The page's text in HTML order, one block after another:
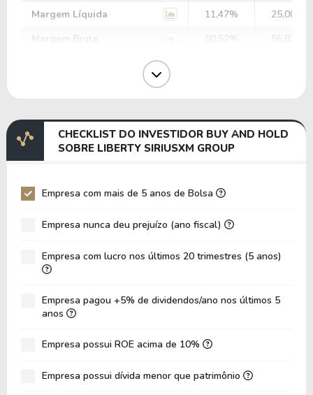
Margem Líquida
11,47%
25,00%
Margem Bruta
50,52%
56,87%
EV/EBITDA
31,97
25,90
EV/EBIT
P/EBITDA
4,58
P/Ativo
0,31
VPA
40,34
26,83
Giro de Ativos
0,08
0,18
ROA
3,59%
CHECKLIST DO INVESTIDOR BUY AND HOLD
SOBRE LIBERTY SIRIUSXM GROUP
Empresa com mais de 5 anos de Bolsa
Empresa nunca deu prejuízo (ano fiscal)
Empresa com lucro nos últimos 20 trimestres (5 anos)
Empresa pagou +5% de dividendos/ano nos últimos 5
anos
Empresa possui ROE acima de 10%
Empresa possui dívida menor que patrimônio